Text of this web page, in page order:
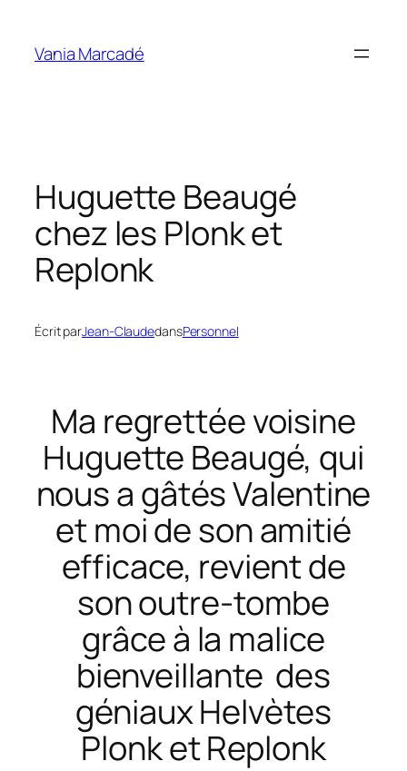
contenu
Vania Marcadé
Huguette Beaugé
chez les Plonk et
Replonk
Écrit parJean-ClaudedansPersonnel
Ma regrettée voisine
Huguette Beaugé, qui
nous a gâtés Valentine
et moi de son amitié
efficace, revient de
son outre-tombe
grâce à la malice
bienveillante des
géniaux Helvètes
Plonk et Replonk